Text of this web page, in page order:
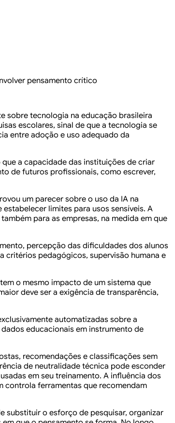
pensamento crítico
sobre tecnologia na educação brasileira
escolares, sinal de que a tecnologia se
entre adoção e uso adequado da
a capacidade das instituições de criar
de futuros profissionais, como escrever,
um parecer sobre o uso da IA na
limites para usos sensíveis. A
para as empresas, na medida em que
percepção das dificuldades dos alunos
critérios pedagógicos, supervisão humana e
o mesmo impacto de um sistema que
deve ser a exigência de transparência,
automatizadas sobre a
educacionais em instrumento de
recomendações e classificações sem
de neutralidade técnica pode esconder
em seu treinamento. A influência dos
controla ferramentas que recomendam
substituir o esforço de pesquisar, organizar